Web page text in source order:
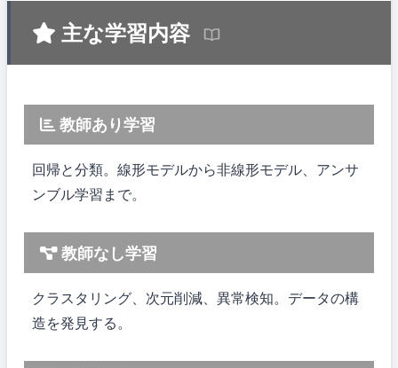
主な学習内容
教師あり学習
回帰と分類。線形モデルから非線形モデル、アンサ
ンブル学習まで。
教師なし学習
クラスタリング、次元削減、異常検知。データの構
造を発見する。